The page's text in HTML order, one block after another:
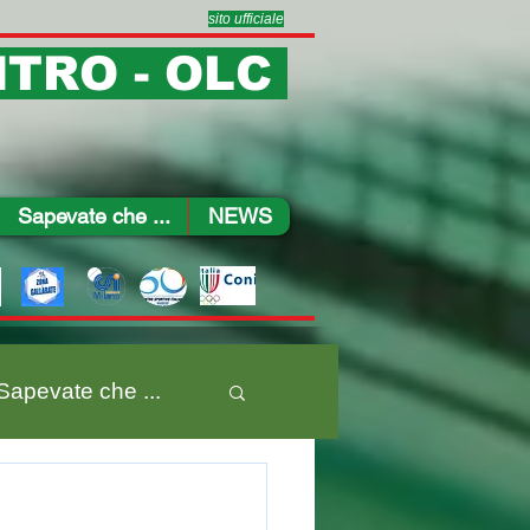
sito ufficiale
- OLC
Sapevate che ... NEWS
che ...